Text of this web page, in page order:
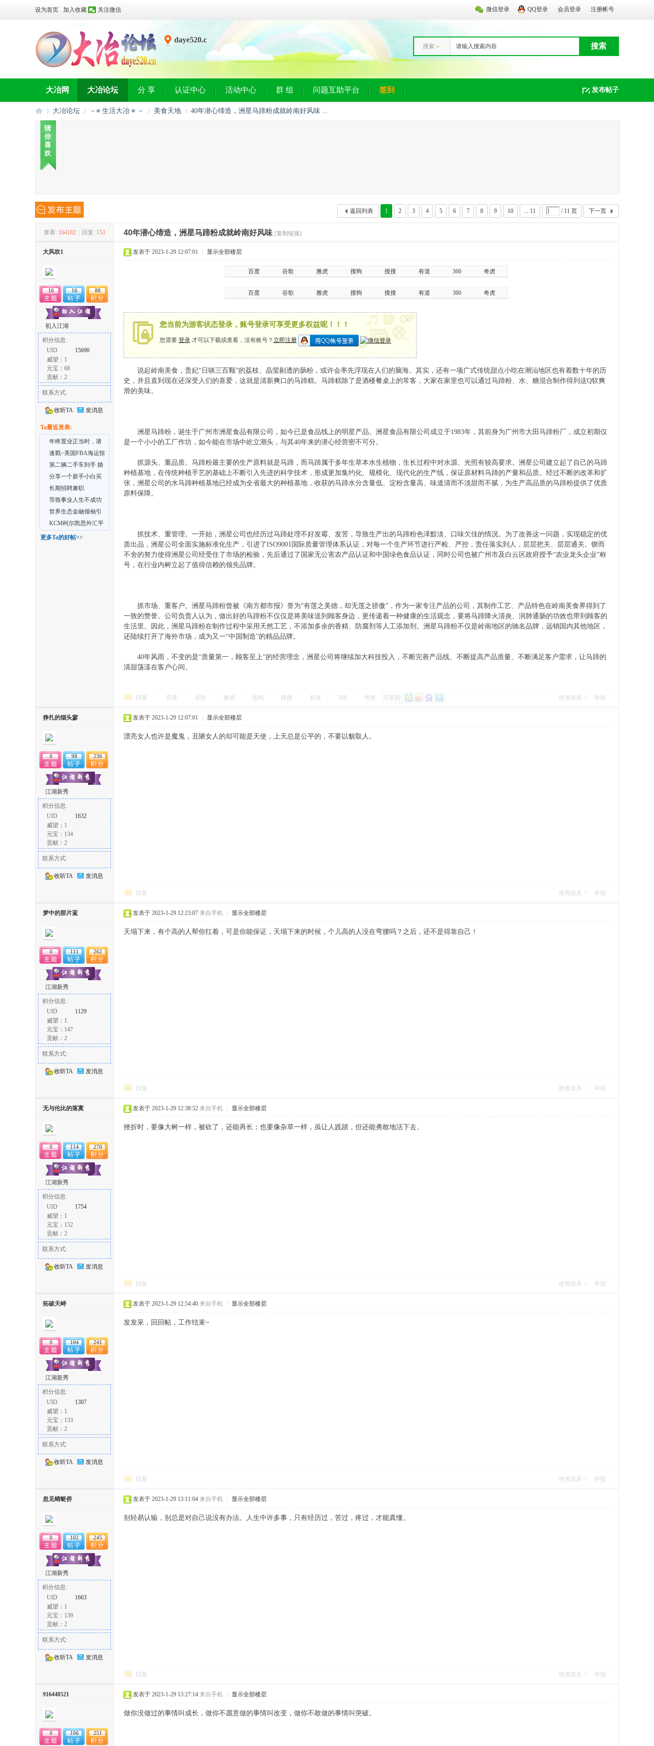
微信登录 QQ登录 会员登录 注册帐号
设为首页 加入收藏 关注微信
daye520.c
搜索 搜索
发布帖子
大冶网 大冶论坛 分 享 认证中心 活动中心 群 组 问题互助平台 签到
网
大
坛
»
大冶论坛 －≡ 生活大冶 ≡ － 美食天地 40年潜心缔造，洲星马蹄粉成就岭南好风味 ...
猜
你
喜
欢
1 2 3 4 5 6 7 8 9 10 ... 11 / 11 页 下一页
返回列表
查看: 164182 回复: 153 40年潜心缔造，洲星马蹄粉成就岭南好风味 [复制链接]
大风吹1
16 16 88
初入江湖
积分信息:
UID
15690
威望：1
元宝：68
贡献：2
联系方式:
收听TA 发消息
Ta最近发表:
年终置业正当时，请
收好这份买房攻略！
速戳~美国FBA海运惊
喜特价来袭，还有卡航
尊
第二辆二手车到手 婚
后的第二辆车，哈哈
分享一个新手小白买
二手车的经历 希望对
大
长期招聘兼职
导致事业人生不成功
的最大误区，你有没
有？
世界生态金融领袖引
领全球迈入人类共富五
新
KCM柯尔凯思外汇平
台的安全性和稳定性怎
更多Ta的好帖>>
发表于 2023-1-29 12:07:01 显示全部楼层
百度 谷歌 雅虎 搜狗 搜搜 有道 360 奇虎
百度 谷歌 雅虎 搜狗 搜搜 有道 360 奇虎
您当前为游客状态登录，账号登录可享受更多权益呢！！！
您需要 登录 才可以下载或查看，没有账号？ 立即注册
x
说起岭南美食，贵妃“日啖三百颗”的荔枝、晶莹剔透的肠粉，或许会率先浮现在人们的脑海。其实，还有一项广式传统甜点小吃在潮汕地区也有着数十年的历
史，并且直到现在还深受人们的喜爱，这就是清新爽口的马蹄糕。马蹄糕除了是酒楼餐桌上的常客，大家在家里也可以通过马蹄粉、水、糖混合制作得到这Q软爽
滑的美味。
洲星马蹄粉，诞生于广州市洲星食品有限公司，如今已是食品线上的明星产品。洲星食品有限公司成立于1983年，其前身为广州市大田马蹄粉厂，成立初期仅
是一个小小的工厂作坊，如今能在市场中屹立潮头，与其40年来的潜心经营密不可分。
抓源头、重品质。马蹄粉最主要的生产原料就是马蹄，而马蹄属于多年生草本水生植物，生长过程中对水源、光照有较高要求。洲星公司建立起了自己的马蹄
种植基地，在传统种植手艺的基础上不断引入先进的科学技术，形成更加集约化、规模化、现代化的生产线，保证原材料马蹄的产量和品质。经过不断的改革和扩
张，洲星公司的水马蹄种植基地已经成为全省最大的种植基地，收获的马蹄水分含量低、淀粉含量高、味道清而不淡甜而不腻，为生产高品质的马蹄粉提供了优质
原料保障。
抓技术、重管理。一开始，洲星公司也经历过马蹄处理不好发霉、发苦，导致生产出的马蹄粉色泽黯淡、口味欠佳的情况。为了改善这一问题，实现稳定的优
质出品，洲星公司全面实施标准化生产，引进了ISO9001国际质量管理体系认证，对每一个生产环节进行严检、严控，责任落实到人，层层把关、层层通关。锲而
不舍的努力使得洲星公司经受住了市场的检验，先后通过了国家无公害农产品认证和中国绿色食品认证，同时公司也被广州市及白云区政府授予“农业龙头企业”称
号，在行业内树立起了值得信赖的领先品牌。
抓市场、重客户。洲星马蹄粉曾被《南方都市报》誉为“有莲之美德，却无莲之骄傲”，作为一家专注产品的公司，其制作工艺、产品特色在岭南美食界得到了
一致的赞誉。公司负责人认为，做出好的马蹄粉不仅仅是将美味送到顾客身边，更传递着一种健康的生活观念，要将马蹄降火清炎、润肺通肠的功效也带到顾客的
生活里。因此，洲星马蹄粉在制作过程中采用天然工艺，不添加多余的香精、防腐剂等人工添加剂。洲星马蹄粉不仅是岭南地区的驰名品牌，远销国内其他地区，
还陆续打开了海外市场，成为又一“中国制造”的精品品牌。
40年风雨，不变的是“质量第一，顾客至上”的经营理念，洲星公司将继续加大科技投入，不断完善产品线、不断提高产品质量、不断满足客户需求，让马蹄的
清甜荡漾在客户心间。
回复 百度 谷歌 雅虎 搜狗 搜搜 有道 360 奇虎 使用道具 举报
挣扎的烟头寥
0 98 236
江湖新秀
积分信息:
UID
1632
威望：1
元宝：134
贡献：2
联系方式:
收听TA 发消息
发表于 2023-1-29 12:07:01 显示全部楼层
漂亮女人也许是魔鬼，丑陋女人的却可能是天使，上天总是公平的，不要以貌取人。
回复 使用道具 举报
梦中的那片蓝
0 111 262
江湖新秀
积分信息:
UID
1129
威望：1
元宝：147
贡献：2
联系方式:
收听TA 发消息
发表于 2023-1-29 12:23:07 来自手机 显示全部楼层
天塌下来，有个高的人帮你扛着，可是你能保证，天塌下来的时候，个儿高的人没在弯腰吗？之后，还不是得靠自己！
回复 使用道具 举报
无与伦比的落寞
0 114 270
江湖新秀
积分信息:
UID
1754
威望：1
元宝：152
贡献：2
联系方式:
收听TA 发消息
发表于 2023-1-29 12:38:52 来自手机 显示全部楼层
挫折时，要像大树一样，被砍了，还能再长；也要像杂草一样，虽让人践踏，但还能勇敢地活下去。
回复 使用道具 举报
拓破天峙
0 104 241
江湖新秀
积分信息:
UID
1307
威望：1
元宝：133
贡献：2
联系方式:
收听TA 发消息
发表于 2023-1-29 12:54:40 来自手机 显示全部楼层
发发呆，回回帖，工作结束~
回复 使用道具 举报
忽见蜻蜓侨
0 102 245
江湖新秀
积分信息:
UID
1663
威望：1
元宝：139
贡献：2
联系方式:
收听TA 发消息
发表于 2023-1-29 13:11:04 来自手机 显示全部楼层
别轻易认输，别总是对自己说没有办法。人生中许多事，只有经历过，苦过，疼过，才能真懂。
回复 使用道具 举报
916440521
0 106 251
发表于 2023-1-29 13:27:14 来自手机 显示全部楼层
做你没做过的事情叫成长，做你不愿意做的事情叫改变，做你不敢做的事情叫突破。